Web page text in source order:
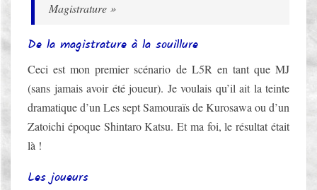
T
E
L
A
S
Magistrature »
De la magistrature à la souillure
Ceci est mon premier scénario de L5R en tant que MJ
(sans jamais avoir été joueur). Je voulais qu’il ait la teinte
dramatique d’un Les sept Samouraïs de Kurosawa ou d’un
Zatoichi époque Shintaro Katsu. Et ma foi, le résultat était
là !
Les joueurs